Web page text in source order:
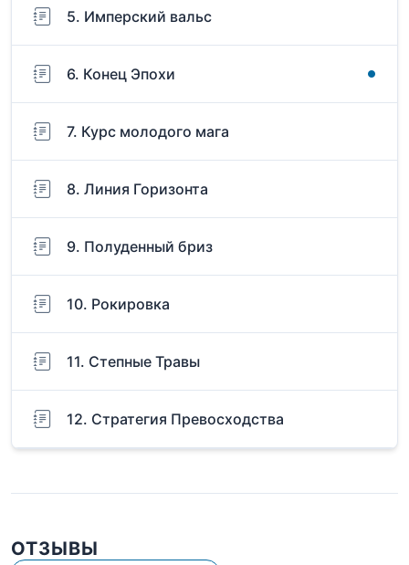
5. Имперский вальс
6. Конец Эпохи
7. Курс молодого мага
8. Линия Горизонта
9. Полуденный бриз
10. Рокировка
11. Степные Травы
12. Стратегия Превосходства
ОТЗЫВЫ